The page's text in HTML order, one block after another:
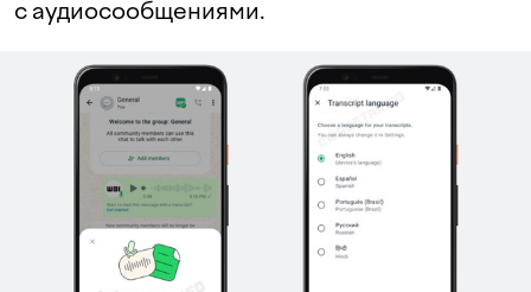
с аудиосообщениями.